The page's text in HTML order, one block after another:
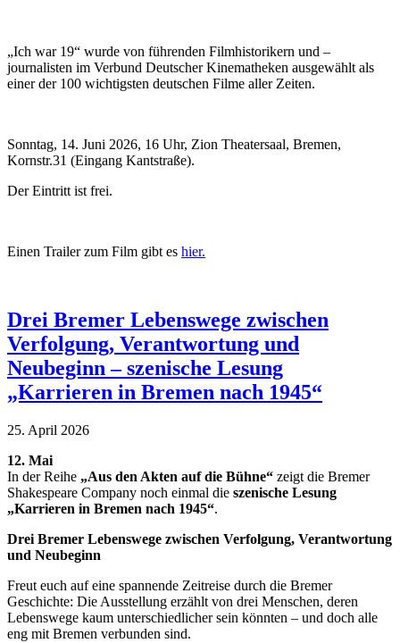
„Ich war 19“ wurde von führenden Filmhistorikern und –
journalisten im Verbund Deutscher Kinematheken ausgewählt als
einer der 100 wichtigsten deutschen Filme aller Zeiten.
Sonntag, 14. Juni 2026, 16 Uhr, Zion Theatersaal, Bremen,
Kornstr.31 (Eingang Kantstraße).
Der Eintritt ist frei.
Einen Trailer zum Film gibt es hier.
Drei Bremer Lebenswege zwischen
Verfolgung, Verantwortung und
Neubeginn – szenische Lesung
„Karrieren in Bremen nach 1945“
25. April 2026
12. Mai
In der Reihe „Aus den Akten auf die Bühne“ zeigt die Bremer
Shakespeare Company noch einmal die szenische Lesung
„Karrieren in Bremen nach 1945“.
Drei Bremer Lebenswege zwischen Verfolgung, Verantwortung
und Neubeginn
Freut euch auf eine spannende Zeitreise durch die Bremer
Geschichte: Die Ausstellung erzählt von drei Menschen, deren
Lebenswege kaum unterschiedlicher sein könnten – und doch alle
eng mit Bremen verbunden sind.